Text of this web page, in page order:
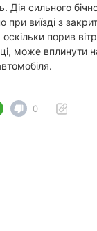
Дія сильного
при виїзді з
оскільки порив
може вплинути
0